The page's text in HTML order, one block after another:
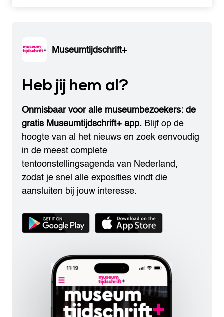
Museumtijdschrift+
Heb jij hem al?
Onmisbaar voor alle museumbezoekers: de
gratis Museumtijdschrift+ app. Blijf op de
hoogte van al het nieuws en zoek eenvoudig
in de meest complete
tentoonstellingsagenda van Nederland,
zodat je snel alle exposities vindt die
aansluiten bij jouw interesse.